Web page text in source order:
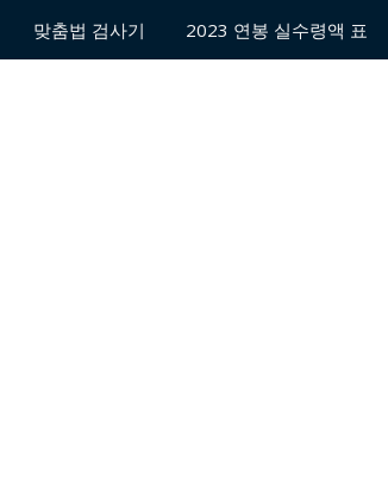
맞춤법 검사기 2023 연봉 실수령액 표